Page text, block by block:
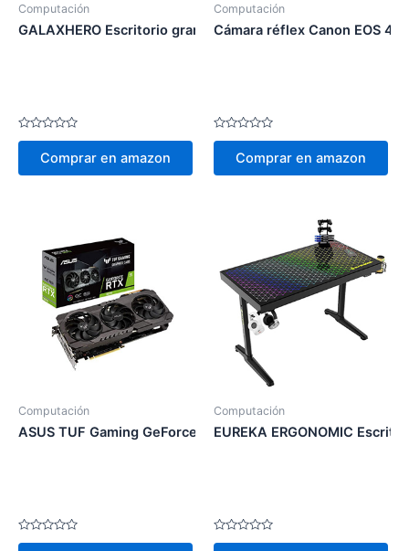
Computación
GALAXHERO Escritorio grande para juegos
Valorado
de
Comprar en amazon
Computación
Cámara réflex Canon EOS
Valorado
de
Comprar en amazon
Computación
ASUS TUF Gaming GeForce RTX 3070 OC Edition 2021
Valorado
Computación
EUREKA ERGONOMIC
Valorado